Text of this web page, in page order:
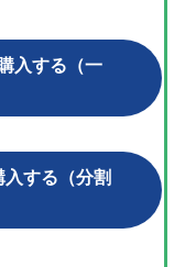
入する（一
入する（分割